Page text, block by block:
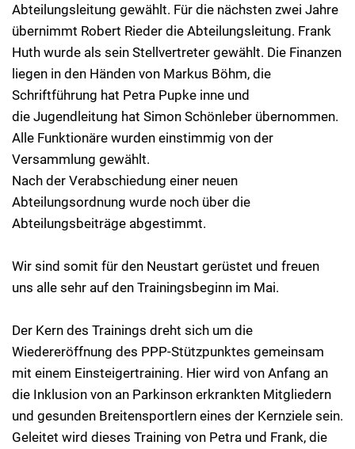
Abteilungsleitung gewählt. Für die nächsten zwei Jahre
übernimmt Robert Rieder die Abteilungsleitung. Frank
Huth wurde als sein Stellvertreter gewählt. Die Finanzen
liegen in den Händen von Markus Böhm, die
Schriftführung hat Petra Pupke inne und
die Jugendleitung hat Simon Schönleber übernommen.
Alle Funktionäre wurden einstimmig von der
Versammlung gewählt.
Nach der Verabschiedung einer neuen
Abteilungsordnung wurde noch über die
Abteilungsbeiträge abgestimmt.
Wir sind somit für den Neustart gerüstet und freuen
uns alle sehr auf den Trainingsbeginn im Mai.
Der Kern des Trainings dreht sich um die
Wiedereröffnung des PPP-Stützpunktes gemeinsam
mit einem Einsteigertraining. Hier wird von Anfang an
die Inklusion von an Parkinson erkrankten Mitgliedern
und gesunden Breitensportlern eines der Kernziele sein.
Geleitet wird dieses Training von Petra und Frank, die